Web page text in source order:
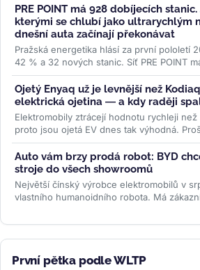
PRE POINT má 928 dobíjecích
kterými se chlubí jako ultrarychlým
dnešní auta začínají překonávat
Pražská energetika hlásí za první pololetí
42 % a 32 nových stanic. Síť PRE POINT
468...>>
Ojetý Enyaq už je levnější než
elektrická ojetina — a kdy raději
Elektromobily ztrácejí hodnotu rychleji
proto jsou ojetá EV dnes tak výhodná.
na...>>
Auto vám brzy prodá robot: BYD
stroje do všech showroomů
Největší čínský výrobce elektromobilů v
vlastního humanoidního robota. Má
První pětka podle WLTP